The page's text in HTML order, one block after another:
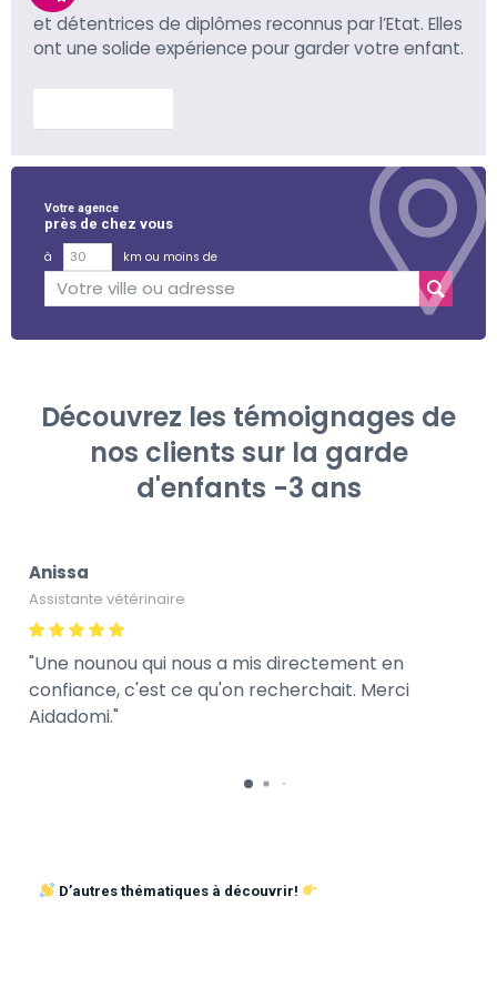
et détentrices de diplômes reconnus par l’Etat. Elles
ont une solide expérience pour garder votre enfant.
Votre agence
près de chez vous
à
km ou moins de
Découvrez les témoignages de
nos clients sur la garde
d'enfants -3 ans
Anissa
Assistante vétérinaire
Une nounou qui nous a mis directement en
confiance, c'est ce qu'on recherchait. Merci
Aidadomi.
D’autres thématiques à découvrir!